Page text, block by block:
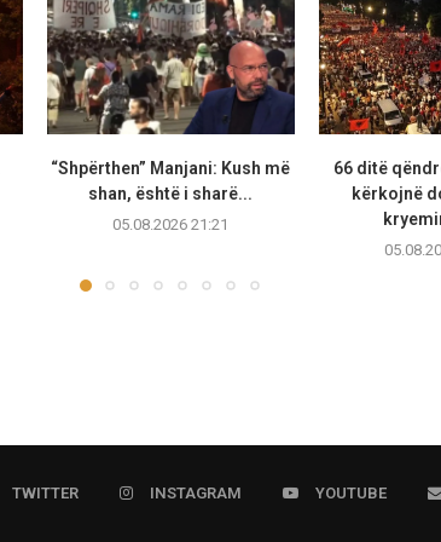
“Shpërthen” Manjani: Kush më
shan, është i sharë...
05.08.2026 21:21
66 ditë
kërkojnë
TWITTER INSTAGRAM YOUTUBE